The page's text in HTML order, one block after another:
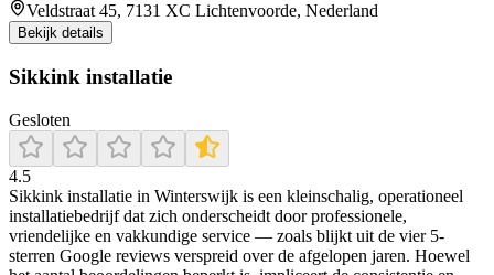
Veldstraat 45, 7131 XC Lichtenvoorde, Nederland
Bekijk details
Sikkink installatie
Gesloten
4.5
Sikkink installatie in Winterswijk is een kleinschalig, operationeel
installatiebedrijf dat zich onderscheidt door professionele,
vriendelijke en vakkundige service — zoals blijkt uit de vier 5-
sterren Google reviews verspreid over de afgelopen jaren. Hoewel